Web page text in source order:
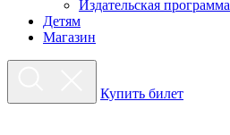
Издательская программа
Детям
Магазин
Купить билет